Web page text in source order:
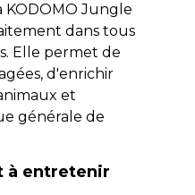
KODOMO Jungle
dans tous
Elle permet de
d'enrichir
et
générale de
à entretenir